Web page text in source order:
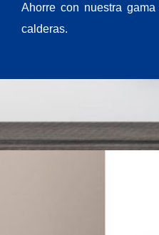
Ahorre con nuestra
calderas.